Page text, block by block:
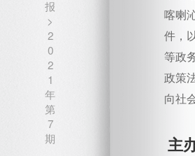
报
>
2
0
2
1
年
第
7
期
喀喇
件，
等政
政策
向社
主